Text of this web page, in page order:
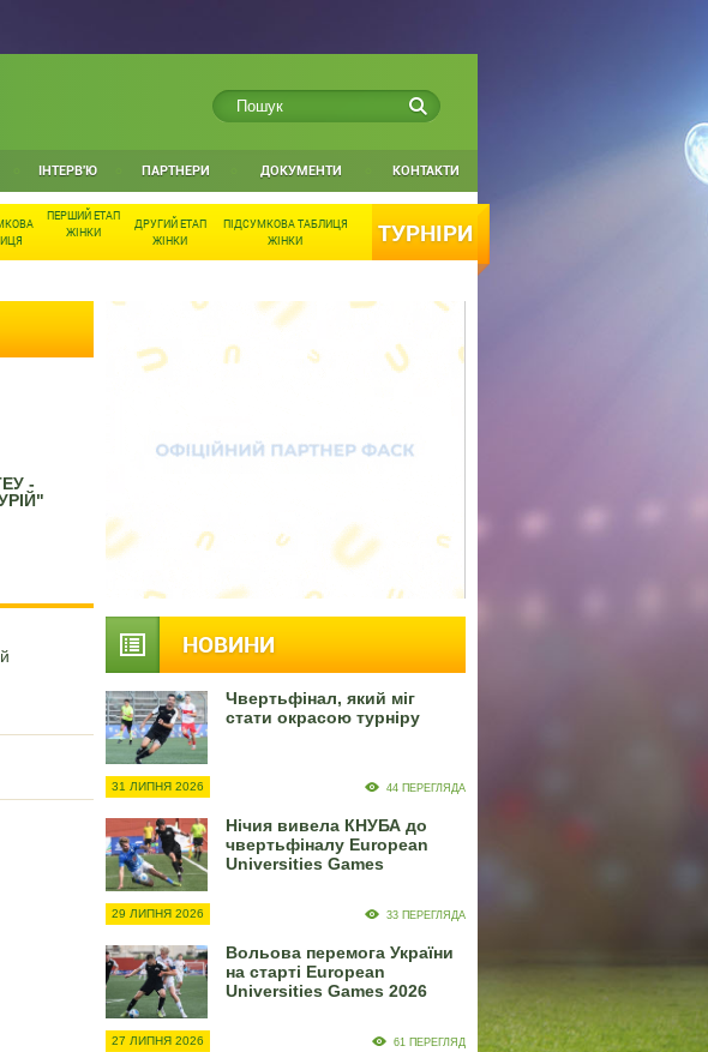
ІНТЕРВ'Ю ПАРТНЕРИ ДОКУМЕНТИ КОНТАКТИ
ПЕРШИЙ ЕТАП
ЖІНКИ
ДРУГИЙ ЕТАП
ЖІНКИ
ПІДСУМКОВА ТАБЛИЦЯ
ЖІНКИ
ТУРНІРИ
-
НОВИНИ
Чвертьфінал, який міг
стати окрасою турніру
31 ЛИПНЯ 2026 44 ПЕРЕГЛЯДА
Нічия вивела КНУБА до
чвертьфіналу European
Universities Games
29 ЛИПНЯ 2026 33 ПЕРЕГЛЯДА
Вольова перемога України
на старті European
Universities Games 2026
27 ЛИПНЯ 2026 61 ПЕРЕГЛЯД